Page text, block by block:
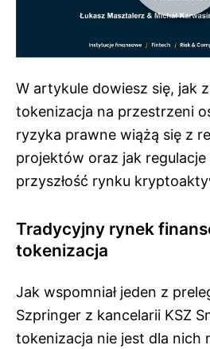
W artykule dowiesz się, jak
tokenizacja na przestrzeni
ryzyka prawne wiążą się z
projektów oraz jak regulacje
przyszłość rynku
Tradycyjny rynek
tokenizacja
Jak wspomniał jeden z
Szpringer z kancelarii KSZ
tokenizacja nie jest dla nich